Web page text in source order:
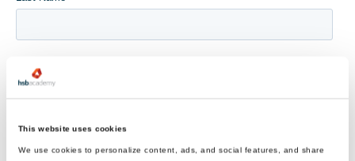
This website uses cookies
We use cookies to personalize content, ads, and social features, and share